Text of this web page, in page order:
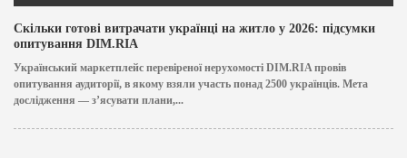
Скільки готові витрачати українці на житло у 2026: підсумки
опитування DIM.RIA
Український маркетплейс перевіреної нерухомості DIM.RIA провів
опитування аудиторії, в якому взяли участь понад 2500 українців. Мета
дослідження — з’ясувати плани,...